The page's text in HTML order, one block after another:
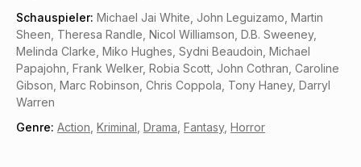
Schauspieler: Michael Jai White, John Leguizamo, Martin
Sheen, Theresa Randle, Nicol Williamson, D.B. Sweeney,
Melinda Clarke, Miko Hughes, Sydni Beaudoin, Michael
Papajohn, Frank Welker, Robia Scott, John Cothran, Caroline
Gibson, Marc Robinson, Chris Coppola, Tony Haney, Darryl
Warren
Genre: Action Kriminal Drama Fantasy, Horror